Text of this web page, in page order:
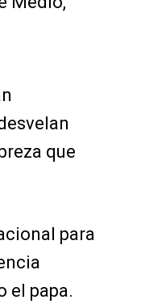
que
para
el papa.